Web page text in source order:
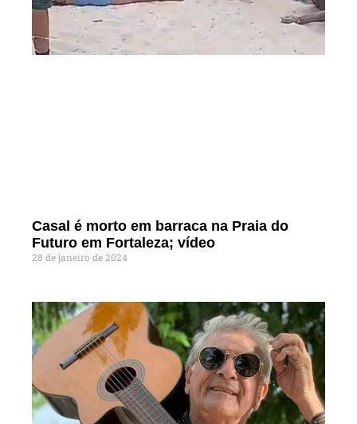
Casal é morto em barraca na Praia do
Futuro em Fortaleza; vídeo
28 de janeiro de 2024